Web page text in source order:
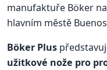
manufaktuře Böker
hlavním městě
Böker Plus
užitkové nože pro